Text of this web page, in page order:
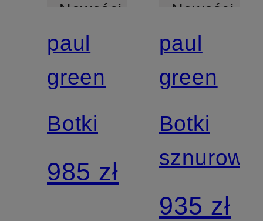
Nowości
Z
certyfikatem
paul
green
Botki
985 zł
Nowości
Z
certyfikatem
paul
green
Botki
935 zł